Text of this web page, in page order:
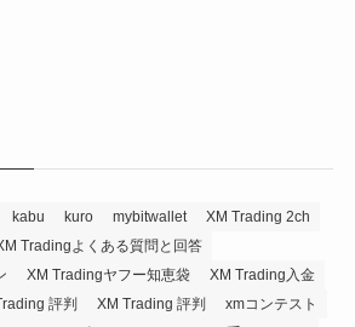
kabu kuro mybitwallet
XM Trading 2ch
Tradingよくある質問と回答
XM Tradingヤフー知恵袋
XM Trading入金
評判 XM Trading 評判
xmコンテスト